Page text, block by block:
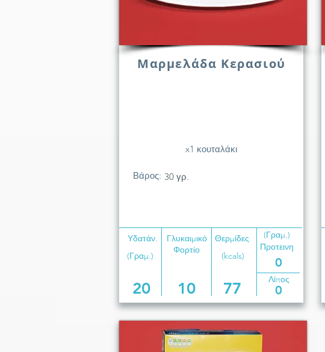
Μαρμελάδα Κερασιού
x1 κουταλάκι
Βάρος: 30 γρ.
Υδατάν.
Γλυκαιμικό
Φορτίο
(Γραμ.)
Θερμίδες
(kcals)
Προτεινη
0
(Γραμ.)
20 10 77 Λίπος
0